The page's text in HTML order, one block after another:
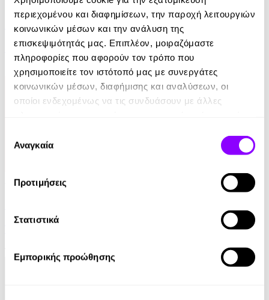
περιεχομένου και διαφημίσεων, την παροχή λειτουργιών
κοινωνικών μέσων και την ανάλυση της
επισκεψιμότητάς μας. Επιπλέον, μοιραζόμαστε
πληροφορίες που αφορούν τον τρόπο που
χρησιμοποιείτε τον ιστότοπό μας με συνεργάτες
κοινωνικών μέσων, διαφήμισης και αναλύσεων, οι
οποίοι ενδεχομένως να τις συνδυάσουν με άλλες
των υπηρεσιών τους.
συγκατάθεσης
Αναγκαία
Προτιμήσεις
Στατιστικά
Εμπορικής προώθησης
Ελέφαντας
Ρέιμοντ Κάρβερ
7.99€
Audiobook • 1 Credit
16.90€